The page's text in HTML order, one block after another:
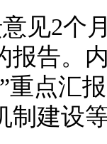
见2个
报告。
重点汇
制建设